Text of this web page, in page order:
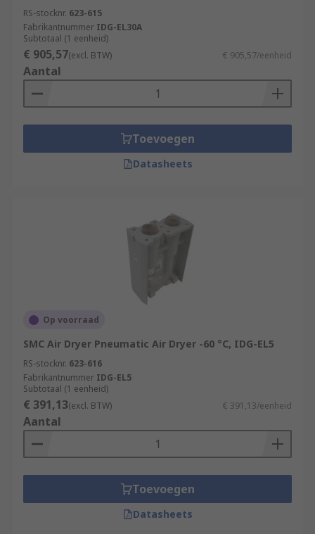
RS-stocknr. 623-615
Fabrikantnummer IDG-EL30A
Subtotaal (1 eenheid)
€ 905,57(excl. BTW) € 905,57/eenheid
Aantal
Toevoegen
Datasheets
Op voorraad
SMC Air Dryer Pneumatic Air Dryer -60 °C, IDG-EL5
RS-stocknr. 623-616
Fabrikantnummer IDG-EL5
Subtotaal (1 eenheid)
€ 391,13(excl. BTW) € 391,13/eenheid
Aantal
Toevoegen
Datasheets